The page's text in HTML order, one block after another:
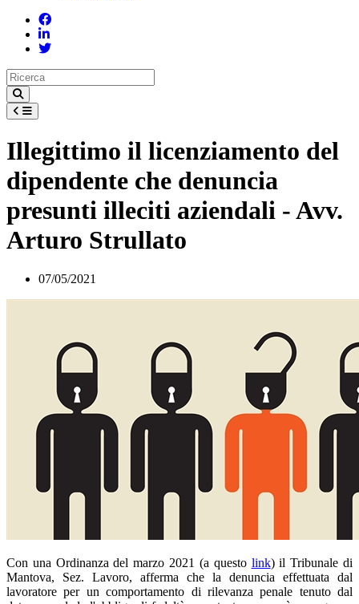
Illegittimo il licenziamento del
dipendente che denuncia
presunti illeciti aziendali - Avv.
Arturo Strullato
07/05/2021
Con una Ordinanza del marzo 2021 (a questo link) il Tribunale di
Mantova, Sez. Lavoro, afferma che la denuncia effettuata dal
lavoratore per un comportamento di rilevanza penale tenuto dal